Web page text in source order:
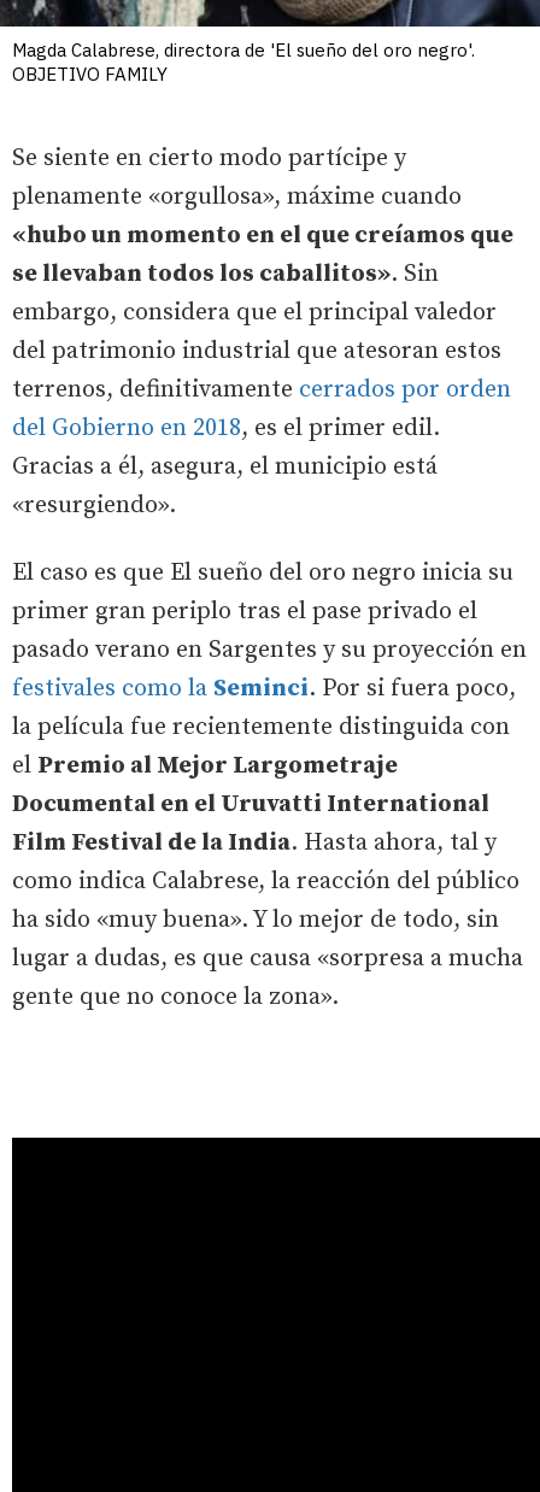
Magda Calabrese, directora de 'El sueño del oro negro'.
OBJETIVO FAMILY
Se siente en cierto modo partícipe y
plenamente «orgullosa», máxime cuando
«hubo un momento en el que creíamos que
se llevaban todos los caballitos». Sin
embargo, considera que el principal valedor
del patrimonio industrial que atesoran estos
terrenos, definitivamente cerrados por orden
del Gobierno en 2018, es el primer edil.
Gracias a él, asegura, el municipio está
«resurgiendo».
El caso es que El sueño del oro negro inicia su
primer gran periplo tras el pase privado el
pasado verano en Sargentes y su proyección en
festivales como la Seminci. Por si fuera poco,
la película fue recientemente distinguida con
el Premio al Mejor Largometraje
Documental en el Uruvatti International
Film Festival de la India. Hasta ahora, tal y
como indica Calabrese, la reacción del público
ha sido «muy buena». Y lo mejor de todo, sin
lugar a dudas, es que causa «sorpresa a mucha
gente que no conoce la zona».